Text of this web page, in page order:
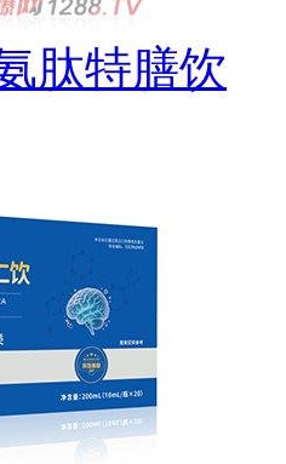
肽特膳饮